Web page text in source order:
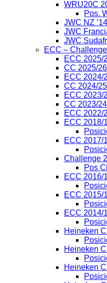
WRU20C
Pos.
JWC NZ ’14
JWC
JWC
ECC – Challenge
ECC 2025/
CC 2025/26
ECC 2024/
CC 2024/25
ECC 2023/
CC 2023/24
ECC 2022/
ECC 2018/
ECC 2017/
Challenge
Pos
ECC 2016/
ECC 2015/
ECC 2014/
Heineken
Heineken
Heineken